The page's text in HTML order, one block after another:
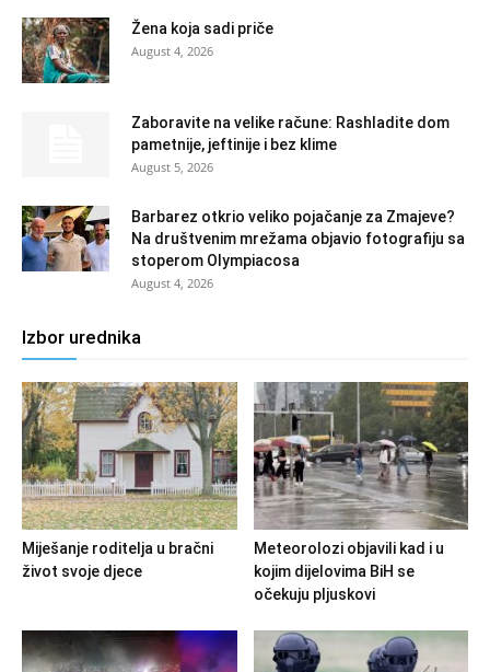
Žena koja sadi priče
August 4, 2026
Zaboravite na velike račune: Rashladite dom
pametnije, jeftinije i bez klime
August 5, 2026
Barbarez otkrio veliko pojačanje za Zmajeve?
Na društvenim mrežama objavio fotografiju sa
stoperom Olympiacosa
August 4, 2026
Izbor urednika
Miješanje roditelja u bračni
život svoje djece
Meteorolozi objavili kad i u
kojim dijelovima BiH se
očekuju pljuskovi